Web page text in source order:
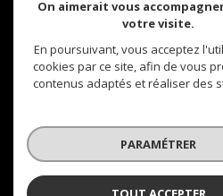
© 2026 | Tous droits réservés |
On aimerait vous
votre visite.
En poursuivant, vous acceptez
cookies par ce site, afin de vous
contenus adaptés et réaliser des
PARAMÉTRER